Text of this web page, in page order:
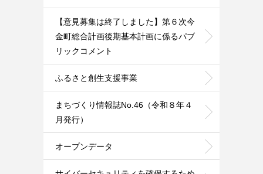
【意見募集は終了しました】第６次今
金町総合計画後期基本計画に係るパブ
リックコメント
ふるさと創生支援事業
まちづくり情報誌No.46（令和８年４
月発行）
オープンデータ